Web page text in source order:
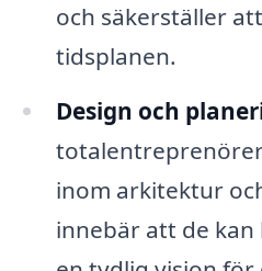
och säkerställer
tidsplanen.
Design och
inom arkitektur
innebär att de kan